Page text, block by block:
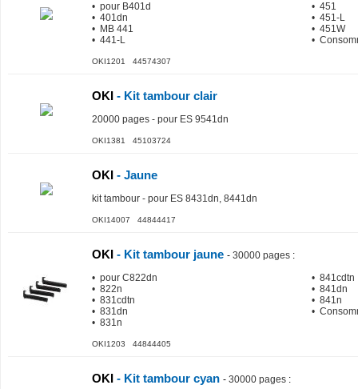
• pour B401d
• 401dn
• MB 441
• 441-L
• 451
• 451-L
• 451W
•
OKI1201 44574307
OKI - Kit tambour clair
20000 pages - pour ES 9541dn
OKI1381 45103724
OKI - Jaune
kit tambour - pour ES 8431dn, 8441dn
OKI14007 44844417
OKI - Kit tambour jaune - 30000 pages :
• pour C822dn
• 822n
• 831cdtn
• 831dn
• 831n
• 841cdtn
• 841dn
• 841n
•
OKI1203 44844405
OKI - Kit tambour cyan - 30000 pages :